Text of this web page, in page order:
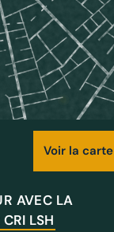
Voir la carte
AVEC LA
LSH